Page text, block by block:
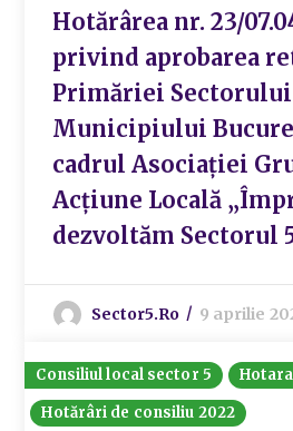
Hotărârea nr. 23/
privind aprobarea
Primăriei Sectorului
Municipiului
cadrul Asociației
Acțiune Locală
dezvoltăm Sectorul
Sector5.ro 9 aprilie
Consiliul local sector 5
Hotărâri de consiliu 2022